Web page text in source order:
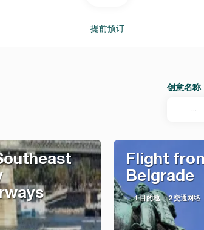
提前预订
创意名称
Flight
Belgrade
1 目的地 2 交通网络